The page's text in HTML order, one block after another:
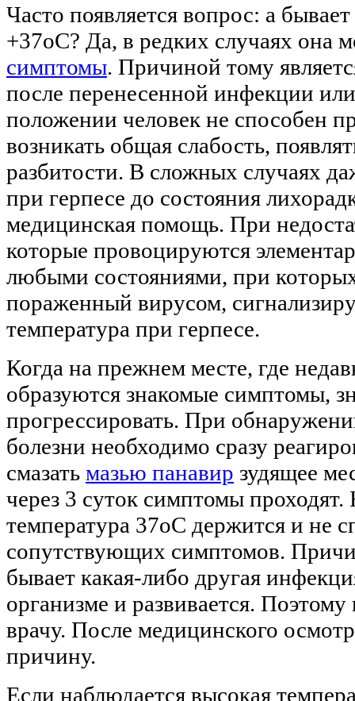
Часто появляется вопрос: а
+37оС? Да, в редких случаях она
симптомы. Причиной тому
после перенесенной инфекции
положении человек не способен
возникать общая слабость,
разбитости. В сложных случаях
при герпесе до состояния
медицинская помощь. При
которые провоцируются
любыми состояниями, при
пораженный вирусом,
температура при герпесе.
Когда на прежнем месте, где
образуются знакомые симптомы,
прогрессировать. При
болезни необходимо сразу
смазать мазью панавир зудящее
через 3 суток симптомы
температура 37оС держится и не
сопутствующих симптомов.
бывает какая-либо другая
организме и развивается.
врачу. После медицинского
причину.
Если наблюдается высокая